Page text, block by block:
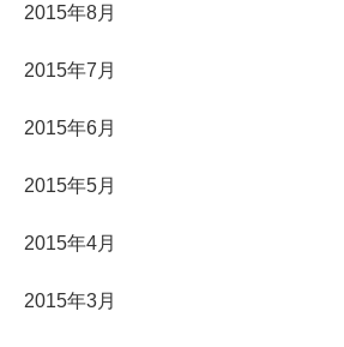
2015年8月
2015年7月
2015年6月
2015年5月
2015年4月
2015年3月